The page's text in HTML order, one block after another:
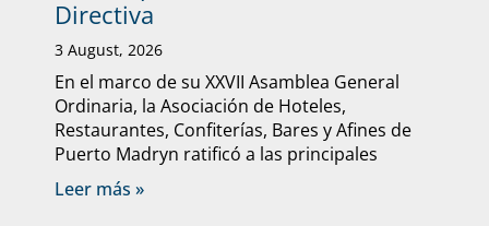
Directiva
3 August, 2026
En el marco de su XXVII Asamblea General
Ordinaria, la Asociación de Hoteles,
Restaurantes, Confiterías, Bares y Afines de
Puerto Madryn ratificó a las principales
Leer más »